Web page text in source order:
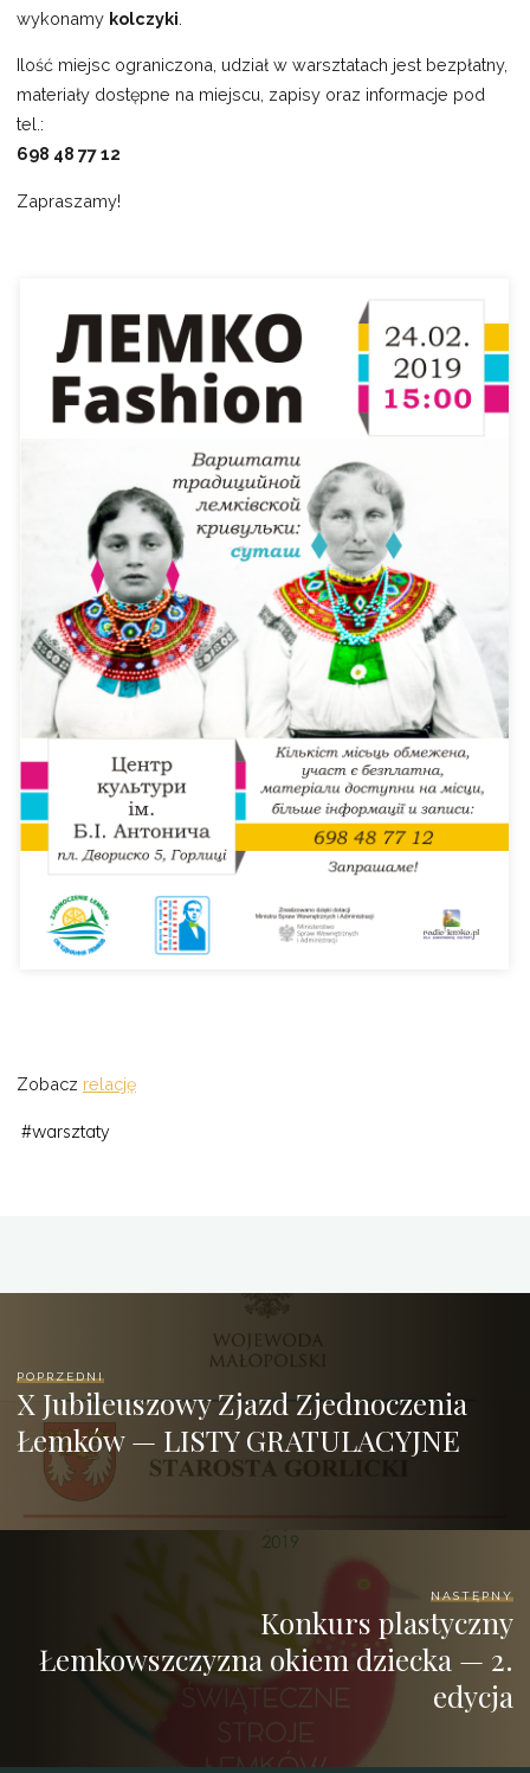
wykonamy kolczyki
Ilość miejsc ograniczona, udział w warsztatach jest bezpłatny,
materiały dostępne na miejscu, zapisy oraz informacje pod
tel.:
698 48 77 12
Zapraszamy!
Zobacz relację
#warsztaty
POPRZEDNI
X Jubileuszowy Zjazd Zjednoczenia
Łemków — LISTY GRATULACYJNE
NASTĘPNY
Konkurs plastyczny
Łemkowszczyzna okiem dziecka — 2.
edycja